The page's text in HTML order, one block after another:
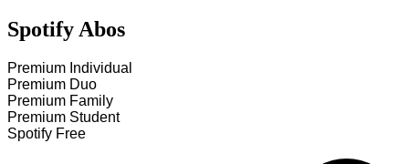
Spotify Abos
Premium Individual
Premium Duo
Premium Family
Premium Student
Spotify Free